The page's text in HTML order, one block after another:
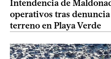
Intendencia de
operativos tras
terreno en Playa Verde